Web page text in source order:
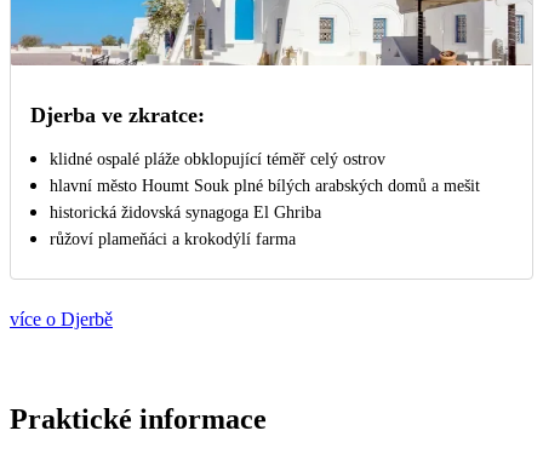
Djerba ve zkratce:
klidné ospalé pláže obklopující téměř celý ostrov
hlavní město Houmt Souk plné bílých arabských domů a mešit
historická židovská synagoga El Ghriba
růžoví plameňáci a krokodýlí farma
více o Djerbě
Praktické informace